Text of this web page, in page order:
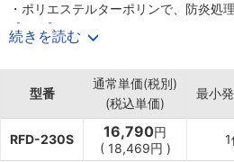
・ポリエステルターポリンで、防炎処
【用途】
・倉庫作業やマンホール内の換気に最適
続きを読む
型番
通常単価(税別)
(税込単価)
最小
RFD-230S 16,790円
( 18,469円 )